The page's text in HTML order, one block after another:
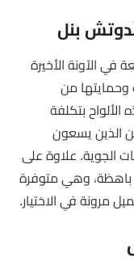
بنل
الآونة الأخيرة
وحمايتها من
الألواح بتكلفة
الذين يسعون
الجوية. علاوة على
باهظة، وهي متوفرة
مرونة في الاختيار.